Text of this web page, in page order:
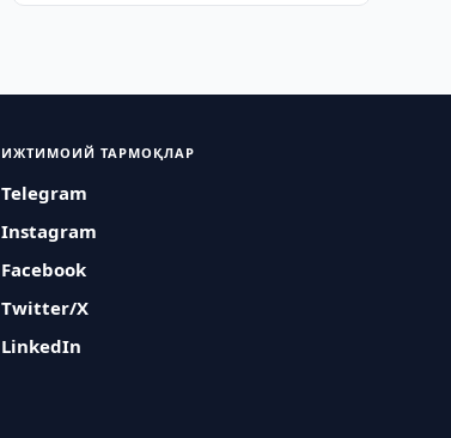
ИЖТИМОИЙ ТАРМОҚЛАР
Telegram
Instagram
Facebook
Twitter/X
LinkedIn